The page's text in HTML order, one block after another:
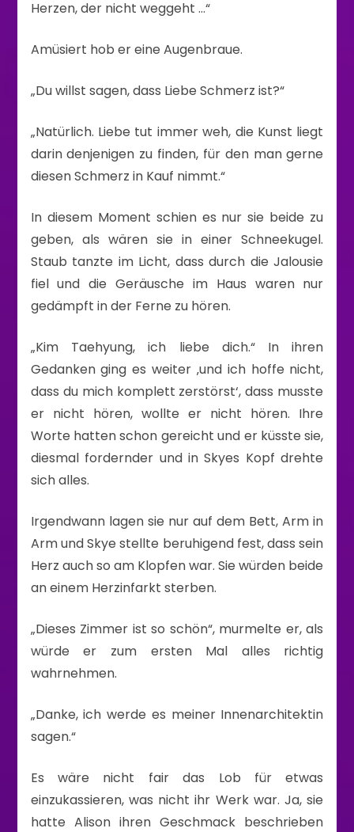
Herzen, der nicht weggeht …“
Amüsiert hob er eine Augenbraue.
„Du willst sagen, dass Liebe Schmerz ist?“
„Natürlich. Liebe tut immer weh, die Kunst liegt
darin denjenigen zu finden, für den man gerne
diesen Schmerz in Kauf nimmt.“
In diesem Moment schien es nur sie beide zu
geben, als wären sie in einer Schneekugel.
Staub tanzte im Licht, dass durch die Jalousie
fiel und die Geräusche im Haus waren nur
gedämpft in der Ferne zu hören.
„Kim Taehyung, ich liebe dich.“ In ihren
Gedanken ging es weiter ‚und ich hoffe nicht,
dass du mich komplett zerstörst‘, dass musste
er nicht hören, wollte er nicht hören. Ihre
Worte hatten schon gereicht und er küsste sie,
diesmal fordernder und in Skyes Kopf drehte
sich alles.
Irgendwann lagen sie nur auf dem Bett, Arm in
Arm und Skye stellte beruhigend fest, dass sein
Herz auch so am Klopfen war. Sie würden beide
an einem Herzinfarkt sterben.
„Dieses Zimmer ist so schön“, murmelte er, als
würde er zum ersten Mal alles richtig
wahrnehmen.
„Danke, ich werde es meiner Innenarchitektin
sagen.“
Es wäre nicht fair das Lob für etwas
einzukassieren, was nicht ihr Werk war. Ja, sie
hatte Alison ihren Geschmack beschrieben